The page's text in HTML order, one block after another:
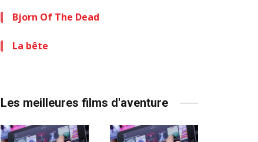
Bjorn Of The Dead
La bête
Les meilleures films d'aventure